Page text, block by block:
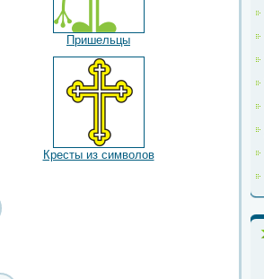
Пришельцы
Кресты из символов